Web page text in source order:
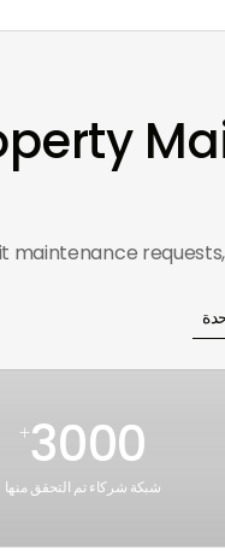
maintenance
3000
+
شبكة شركاء تم التحقق منها